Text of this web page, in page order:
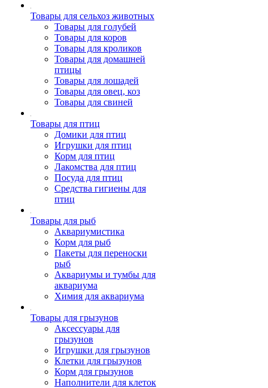
Товары для сельхоз животных
Товары для голубей
Товары для коров
Товары для кроликов
Товары для домашней
птицы
Товары для лошадей
Товары для овец, коз
Товары для свиней
Товары для птиц
Домики для птиц
Игрушки для птиц
Корм для птиц
Лакомства для птиц
Посуда для птиц
Средства гигиены для
птиц
Товары для рыб
Аквариумистика
Корм для рыб
Пакеты для переноски
рыб
Аквариумы и тумбы для
аквариума
Химия для аквариума
Товары для грызунов
Аксессуары для
грызунов
Игрушки для грызунов
Клетки для грызунов
Корм для грызунов
Наполнители для клеток